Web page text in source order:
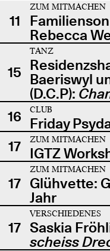
11
ZUM MITMACHEN
Rebecca
15
TANZ
Baeriswyl
(D.C.P):
16
CLUB
Friday
17
ZUM MITMACHEN
IGTZ
17
ZUM MITMACHEN
Glühvette:
Jahr
17
VERSCHIEDENES
Saskia
scheiss